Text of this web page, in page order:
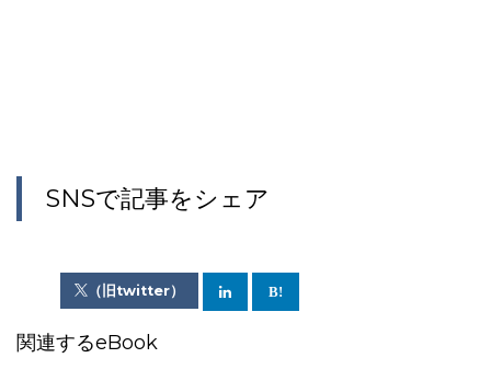
SNSで記事をシェア
（旧twitter）
関連するeBook